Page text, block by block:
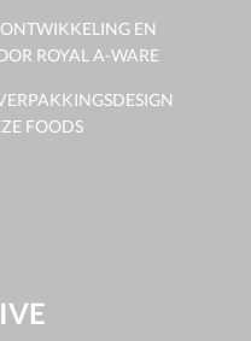
EN
ROYAL A-WARE
FOODS